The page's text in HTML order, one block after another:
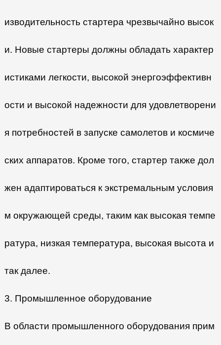
изводительность стартера чрезвычайно высок
и. Новые стартеры должны обладать характер
истиками легкости, высокой энергоэффективн
ости и высокой надежности для удовлетворени
я потребностей в запуске самолетов и космиче
ских аппаратов. Кроме того, стартер также дол
жен адаптироваться к экстремальным условия
м окружающей среды, таким как высокая темпе
ратура, низкая температура, высокая высота и
так далее.
3. Промышленное оборудование
В области промышленного оборудования прим